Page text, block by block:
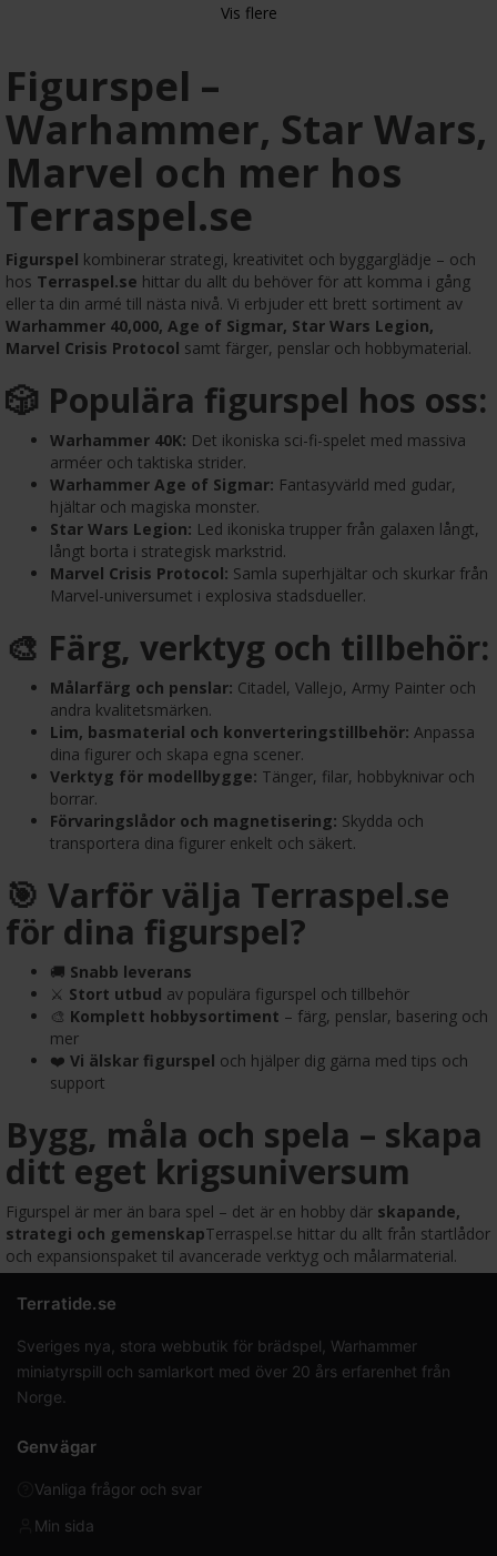
Vis flere
Figurspel –
Warhammer, Star Wars,
Marvel och mer hos
Terraspel.se
Figurspel kombinerar strategi, kreativitet och byggarglädje – och
hos Terraspel.se hittar du allt du behöver för att komma i gång
eller ta din armé till nästa nivå. Vi erbjuder ett brett sortiment av
Warhammer 40,000, Age of Sigmar, Star Wars Legion,
Marvel Crisis Protocol samt färger, penslar och hobbymaterial.
🎲 Populära figurspel hos oss:
Warhammer 40K: Det ikoniska sci-fi-spelet med massiva
arméer och taktiska strider.
Warhammer Age of Sigmar: Fantasyvärld med gudar,
hjältar och magiska monster.
Star Wars Legion: Led ikoniska trupper från galaxen långt,
långt borta i strategisk markstrid.
Marvel Crisis Protocol: Samla superhjältar och skurkar från
Marvel-universumet i explosiva stadsdueller.
🎨 Färg, verktyg och tillbehör:
Målarfärg och penslar: Citadel, Vallejo, Army Painter och
andra kvalitetsmärken.
Lim, basmaterial och konverteringstillbehör: Anpassa
dina figurer och skapa egna scener.
Verktyg för modellbygge: Tänger, filar, hobbyknivar och
borrar.
Förvaringslådor och magnetisering: Skydda och
transportera dina figurer enkelt och säkert.
🎯 Varför välja Terraspel.se
för dina figurspel?
🚚 Snabb leverans
⚔️ Stort utbud av populära figurspel och tillbehör
🎨 Komplett hobbysortiment – färg, penslar, basering och
mer
❤️ Vi älskar figurspel och hjälper dig gärna med tips och
support
Bygg, måla och spela – skapa
ditt eget krigsuniversum
Figurspel är mer än bara spel – det är en hobby där skapande,
strategi och gemenskapTerraspel.se hittar du allt från startlådor
och expansionspaket til avancerade verktyg och målarmaterial.
Terratide.se
Sveriges nya, stora webbutik för brädspel, Warhammer
miniatyrspill och samlarkort med över 20 års erfarenhet från
Norge.
Genvägar
Vanliga frågor och svar
Min sida